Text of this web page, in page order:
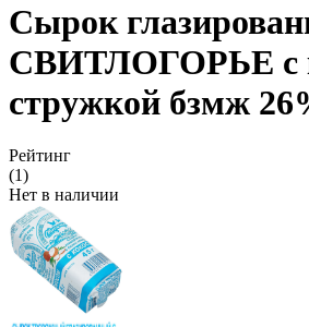
Сырок
СВИТЛОГОРЬЕ с
стружкой бзмж
Рейтинг
(1)
Нет в наличии